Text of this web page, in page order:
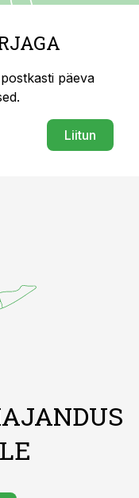
päeva
Liitun